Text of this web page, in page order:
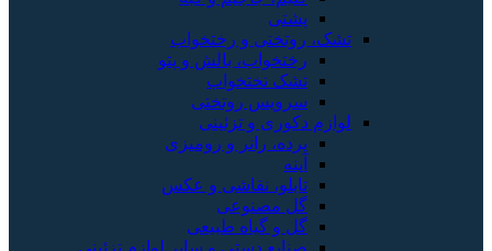
پشتی
تشک، روتختی و رختخواب
رختخواب، بالش و پتو
تشک تختخواب
سرویس روتختی
لوازم دکوری و تزئینی
پرده، رانر و رومیزی
آینه
تابلو، نقاشی و عکس
گل مصنوعی
گل و گیاه طبیعی